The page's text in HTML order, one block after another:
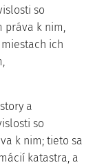
so
práva k nim,
ich
a
so
k nim; tieto sa
katastra, a